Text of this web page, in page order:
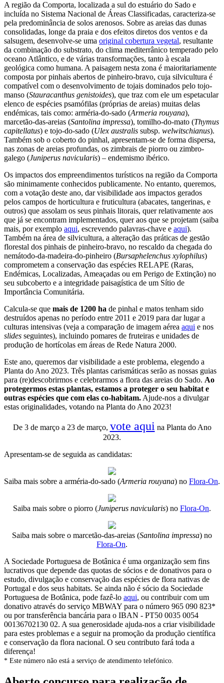
A região da Comporta, localizada a sul do estuário do Sado e
incluída no Sistema Nacional de Áreas Classificadas, caracteriza-se
pela predominância de solos arenosos. Sobre as areias das dunas
consolidadas, longe da praia e dos efeitos diretos dos ventos e da
salsugem, desenvolve-se uma original cobertura vegetal, resultante
da combinação do substrato, do clima mediterrânico temperado pelo
oceano Atlântico, e de várias transformações, tanto à escala
geológica como humana. A paisagem nesta zona é maioritariamente
composta por pinhais abertos de pinheiro-bravo, cuja silvicultura é
compatível com o desenvolvimento de tojais dominados pelo tojo-
manso (Stauracanthus genistoides), que traz com ele um espetacular
elenco de espécies psamófilas (próprias de areias) muitas delas
endémicas, tais como: arméria-do-sado (Armeria rouyana),
marcetão-das-areias (Santolina impressa), tomilho-do-mato (Thymus
capitellatus) e tojo-do-sado (Ulex australis subsp. welwitschianus).
Também sob o coberto do pinhal, apresentam-se de forma dispersa,
nas zonas de areias profundas, os zimbrais de piorro ou zimbro-
galego (Juniperus navicularis) – endemismo ibérico.
Os impactos dos empreendimentos turísticos na região da Comporta
são minimamente conhecidos publicamente. No entanto, queremos,
com a votação deste ano, dar visibilidade aos impactos gerados
pelos campos de horticultura e fruticultura (abacates, tangerinas, e
outros) que assolam os seus pinhais litorais, quer relativamente aos
que já se encontram implementados, quer aos que se projetam (saiba
mais, por exemplo aqui, escrevendo palavras-chave e aqui).
Também na área de silvicultura, a alteração das práticas de gestão
florestal dos pinhais de pinheiro-bravo, no rescaldo da chegada do
nemátodo-da-madeira-do-pinheiro (Bursaphelenchus xylophilus)
comprometem a conservação das espécies RELAPE (Raras,
Endémicas, Localizadas, Ameaçadas ou em Perigo de Extinção) no
seu subcoberto e a integridade paisagística de um Sítio de
Importância Comunitária.
Calcula-se que mais de 1200 ha de pinhal e matos tenham sido
destruídos apenas no período entre 2011 e 2019 para dar lugar a
culturas intensivas (veja a comparação de imagem aérea aqui e nos
slides seguintes), incluindo pomares de fruteiras e unidades de
produção de hortícolas em áreas de Rede Natura 2000.
Este ano, queremos dar visibilidade a este problema, elegendo a
Planta do Ano 2023. Três plantas carismáticas serão as nossas guias
para (re)descobrirmos e celebrarmos a flora das areias do Sado. Ao
protegermos estas plantas, estamos a proteger o seu habitat e
outras espécies que com elas co-habitam.Ajude-nos a divulgar
estas originalidades, votando na Planta do Ano 2023!
De 3 de março a 23 de março, vote aquina Planta do Ano
2023.
Apresentam-se de seguida as candidatas:
Saiba mais sobre a arméria-do-sado (Armeria rouyana) no Flora-On.
Saiba mais sobre o piorro (Juniperus navicularis) no Flora-On.
Saiba mais sobre o marcetão-das-areias (Santolina impressa) no
Flora-On.
A Sociedade Portuguesa de Botânica é uma organização sem fins
lucrativos que depende das quotas de sócios e de donativos para o
estudo, divulgação e conservação das espécies de flora nativas de
Portugal e dos seus habitats. Se ainda não é sócio da Sociedade
Portuguesa de Botânica, pode fazê-lo aqui, ou contribuir com um
donativo através do serviço MBWAY para o número 965 090 823*
ou por transferência bancária para o IBAN - PT50 0035 0054
00136702130 02. A sua generosidade ajuda-nos a criar visibilidade
para estes problemas e a seguir na promoção da produção científica
e conservação da flora nacional. O seu contributo fará toda a
diferença!
* Este número não está a serviço de atendimento telefónico.